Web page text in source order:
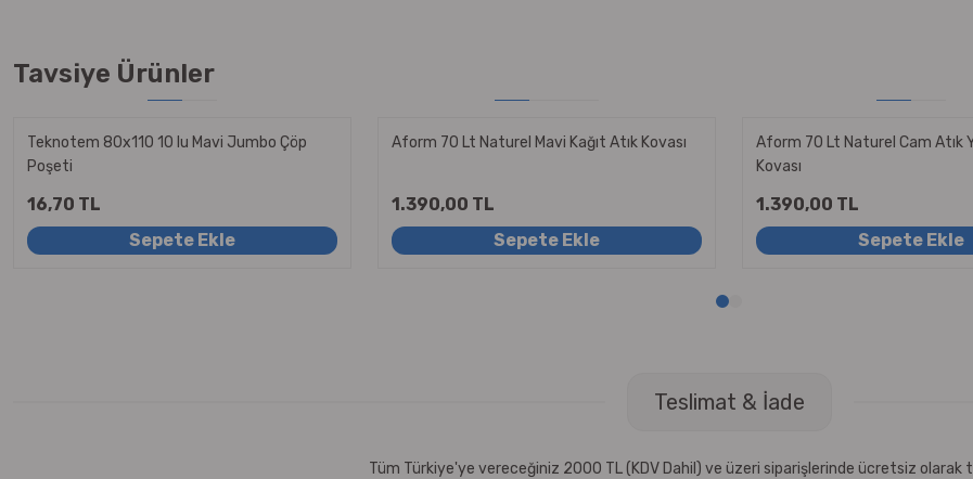
Tavsiye Ürünler
Teknotem 80x110 10 lu Mavi Jumbo Çöp
Poşeti
16,70 TL
Sepete Ekle
Aform 70 Lt Naturel Mavi Kağıt Atık Kovası
1.390,00 TL
Sepete Ekle
Aform 70 Lt Naturel Cam Atık
Kovası
1.390,00 TL
Sepete Ekle
Teslimat & İade
Tüm Türkiye'ye vereceğiniz 2000 TL (KDV Dahil) ve üzeri siparişlerinde ücretsiz olarak